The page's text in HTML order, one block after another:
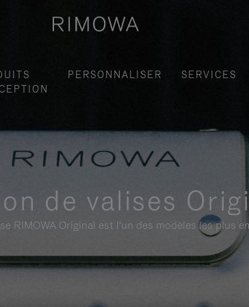
PERSONNALISER SERVICES
de valises
RIMOWA Original est l'un des modèles les plus